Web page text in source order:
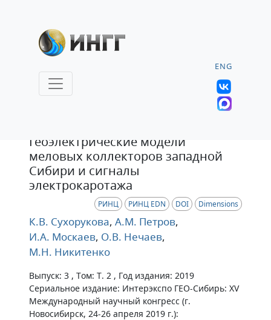
ENG
Геоэлектрические модели
меловых коллекторов западной
Сибири и сигналы
электрокаротажа
РИНЦ РИНЦ EDN DOI Dimensions
К.В. Сухорукова, А.М. Петров,
И.А. Москаев, О.В. Нечаев,
М.Н. Никитенко
Выпуск: 3 , Том: Т. 2 , Год издания: 2019
Сериальное издание: Интерэкспо ГЕО-Сибирь: XV
Международный научный конгресс (г.
Новосибирск, 24-26 апреля 2019 г.):